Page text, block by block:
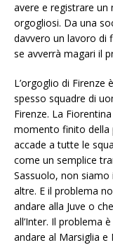
avere e registrare
orgogliosi. Da una
davvero un lavoro di
se avverrà magari il
L’orgoglio di
spesso squadre di
Firenze. La
momento finito della
accade a tutte le
come un semplice
Sassuolo, non siamo
altre. E il problema
andare alla Juve o
all’Inter. Il problema
andare al Marsiglia